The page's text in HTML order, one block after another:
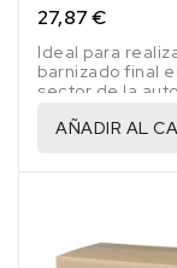
Lt
27,87 €
Ideal para
barnizado final
sector de la
AÑADIR AL